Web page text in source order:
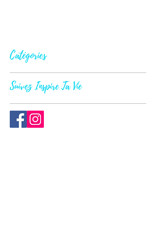
Catégories
Suivez Inspire Ta Vie